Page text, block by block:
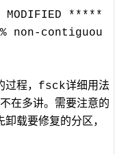
MODIFIED *****
non-contiguou
过程，fsck详细用法
在多讲。需要注意的
载要修复的分区，